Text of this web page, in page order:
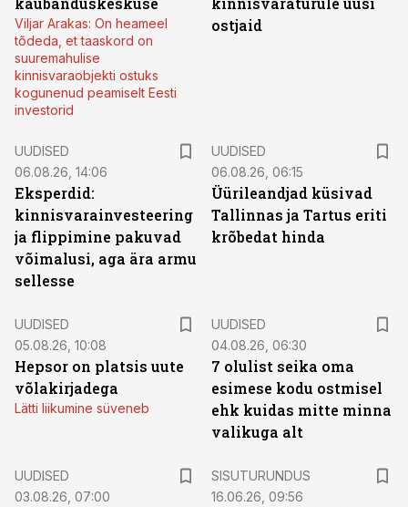
Viljar Arakas: On heameel
tõdeda, et taaskord on
suuremahulise
kinnisvaraobjekti ostuks
kogunenud peamiselt Eesti
investorid
ostjaid
UUDISED
06.08.26, 14:06
Eksperdid:
kinnisvarainvesteering
ja flippimine pakuvad
võimalusi, aga ära armu
sellesse
UUDISED
06.08.26, 06:15
Üürileandjad küsivad
Tallinnas ja Tartus eriti
krõbedat hinda
UUDISED
05.08.26, 10:08
Hepsor on platsis uute
võlakirjadega
Lätti liikumine süveneb
UUDISED
04.08.26, 06:30
7 olulist seika oma
esimese kodu ostmisel
ehk kuidas mitte minna
valikuga alt
UUDISED
03.08.26, 07:00
SISUTURUNDUS
16.06.26, 09:56